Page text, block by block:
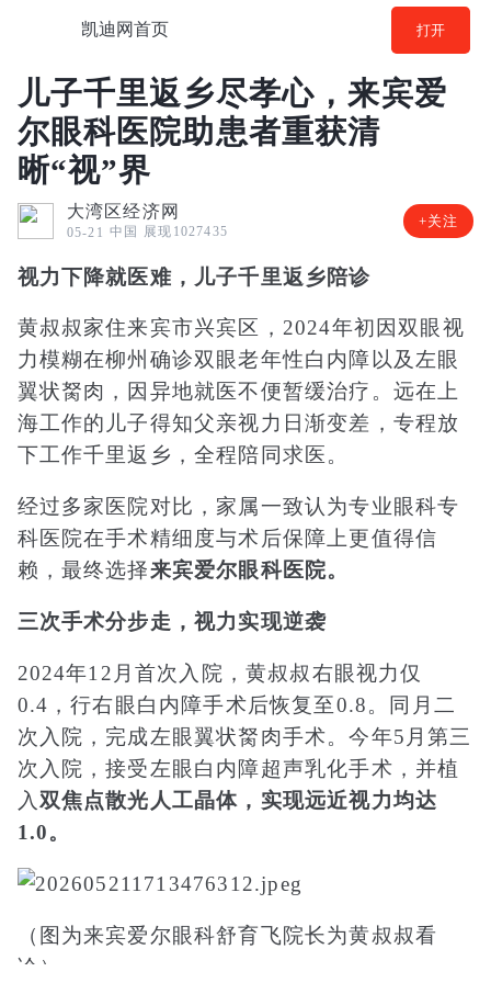
凯迪网首页 打开
儿子千里返乡尽孝心，来宾爱
尔眼科医院助患者重获清
晰“视”界
大湾区经济网
05-21 中国 展现1027435
+关注
视力下降就医难，儿子千里返乡陪诊
黄叔叔家住来宾市兴宾区，2024年初因双眼视
力模糊在柳州确诊双眼老年性白内障以及左眼
翼状胬肉，因异地就医不便暂缓治疗。远在上
海工作的儿子得知父亲视力日渐变差，专程放
下工作千里返乡，全程陪同求医。
经过多家医院对比，家属一致认为专业眼科专
科医院在手术精细度与术后保障上更值得信
赖，最终选择来宾爱尔眼科医院。
三次手术分步走，视力实现逆袭
2024年12月首次入院，黄叔叔右眼视力仅
0.4，行右眼白内障手术后恢复至0.8。同月二
次入院，完成左眼翼状胬肉手术。今年5月第三
次入院，接受左眼白内障超声乳化手术，并植
入 双焦点散光人工晶体，实现远近视力均达
1.0。
（图为来宾爱尔眼科舒育飞院长为黄叔叔看
诊）